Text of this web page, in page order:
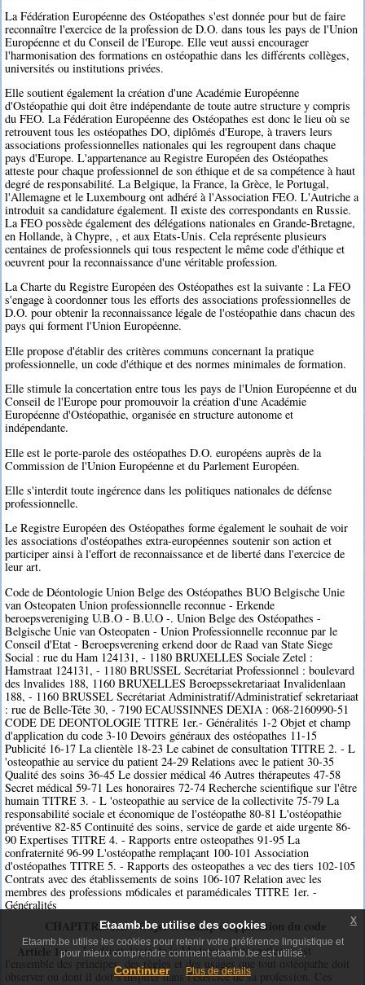
La Fédération Européenne des Ostéopathes s'est donnée pour but de faire
reconnaître l'exercice de la profession de D.O. dans tous les pays de l'Union
Européenne et du Conseil de l'Europe. Elle veut aussi encourager
l'harmonisation des formations en ostéopathie dans les différents collèges,
universités ou institutions privées.
Elle soutient également la création d'une Académie Européenne
d'Ostéopathie qui doit être indépendante de toute autre structure y compris
du FEO. La Fédération Européenne des Ostéopathes est donc le lieu où se
retrouvent tous les ostéopathes DO, diplômés d'Europe, à travers leurs
associations professionnelles nationales qui les regroupent dans chaque
pays d'Europe. L'appartenance au Registre Européen des Ostéopathes
atteste pour chaque professionnel de son éthique et de sa compétence à haut
degré de responsabilité. La Belgique, la France, la Grèce, le Portugal,
l'Allemagne et le Luxembourg ont adhéré à l'Association FEO. L'Autriche a
introduit sa candidature également. Il existe des correspondants en Russie.
La FEO possède également des délégations nationales en Grande-Bretagne,
en Hollande, à Chypre, , et aux Etats-Unis. Cela représente plusieurs
centaines de professionnels qui tous respectent le même code d'éthique et
oeuvrent pour la reconnaissance d'une véritable profession.
La Charte du Registre Européen des Ostéopathes est la suivante : La FEO
s'engage à coordonner tous les efforts des associations professionnelles de
D.O. pour obtenir la reconnaissance légale de l'ostéopathie dans chacun des
pays qui forment l'Union Européenne.
Elle propose d'établir des critères communs concernant la pratique
professionnelle, un code d'éthique et des normes minimales de formation.
Elle stimule la concertation entre tous les pays de l'Union Européenne et du
Conseil de l'Europe pour promouvoir la création d'une Académie
Européenne d'Ostéopathie, organisée en structure autonome et
indépendante.
Elle est le porte-parole des ostéopathes D.O. européens auprès de la
Commission de l'Union Européenne et du Parlement Européen.
Elle s'interdit toute ingérence dans les politiques nationales de défense
professionnelle.
Le Registre Européen des Ostéopathes forme également le souhait de voir
les associations d'ostéopathes extra-européennes soutenir son action et
participer ainsi à l'effort de reconnaissance et de liberté dans l'exercice de
leur art.
Code de Déontologie Union Belge des Ostéopathes BUO Belgische Unie
van Osteopaten Union professionnelle reconnue - Erkende
beroepsvereniging U.B.O - B.U.O -. Union Belge des Ostéopathes -
Belgische Unie van Osteopaten - Union Professionnelle reconnue par le
Conseil d'Etat - Beroepsverening erkend door de Raad van State Siege
Social : rue du Ham 124131, - 1180 BRUXELLES Sociale Zetel :
Hamstraat 124131, - 1180 BRUSSEL Secrétariat Professionnel : boulevard
des lnvalides 188, 1160 BRUXELLES Beroepssekretariaat Invalidenlaan
188, - 1160 BRUSSEL Secrétariat Administratif/Administratief sekretariaat
: rue de Belle-Tête 30, - 7190 ECAUSSINNES DEXIA : 068-2160990-51
CODE DE DEONTOLOGIE TITRE 1er.- Généralités 1-2 Objet et champ
d'application du code 3-10 Devoirs généraux des ostéopathes 11-15
Publicité 16-17 La clientèle 18-23 Le cabinet de consultation TITRE 2. - L
'osteopathie au service du patient 24-29 Relations avec le patient 30-35
Qualité des soins 36-45 Le dossier médical 46 Autres thérapeutes 47-58
Secret médical 59-71 Les honoraires 72-74 Recherche scientifique sur l'être
humain TITRE 3. - L 'osteopathie au service de la collectivite 75-79 La
responsabilité sociale et économique de l'ostéopathe 80-81 L'ostéopathie
préventive 82-85 Continuité des soins, service de garde et aide urgente 86-
90 Expertises TITRE 4. - Rapports entre osteopathes 91-95 La
confraternité 96-99 L'ostéopathe remplaçant 100-101 Association
d'ostéopathes TITRE 5. - Rapports des osteopathes a vec des tiers 102-105
Contrats avec des établissements de soins 106-107 Relation avec les
membres des professions m6dicales et paramédicales TITRE 1er. -
Généralités
CHAPITRE 1er. - Objet et champ d'application du code
Article 1er.
La déontologie de la Médecine Ostéopathique est
l'ensemble des principes, des règles et des usages que tout ostéopathe doit
observer ou dont il doit s'inspirer dans l'exercice de sa profession. Ces
Etaamb.be utilise des cookies
Etaamb.be utilise les cookies pour retenir votre préférence linguistique et
pour mieux comprendre comment etaamb.be est utilisé.
Continuer Plus de details
x